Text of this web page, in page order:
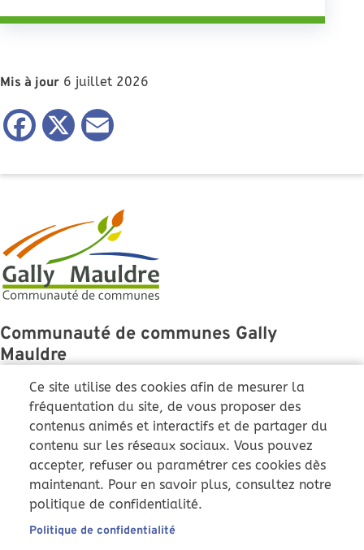
Mis à jour 6 juillet 2026
Facebook
X
Communauté de communes Gally
Mauldre
43 Grande Rue
78810 Feucherolles
01 86 36 01 51
ccgm@cc-gallymauldre.fr
Du lundi au vendredi :
9h-12h et 14h-17h
Samedi : 9h-12h (uniquementPôle instruction
Nous suivre
Ce site utilise des cookies afin de mesurer la
fréquentation du site, de vous proposer des
contenus animés et interactifs et de partager du
contenu sur les réseaux sociaux. Vous pouvez
accepter, refuser ou paramétrer ces cookies dès
maintenant. Pour en savoir plus, consultez notre
politique de confidentialité.
Politique de confidentialité